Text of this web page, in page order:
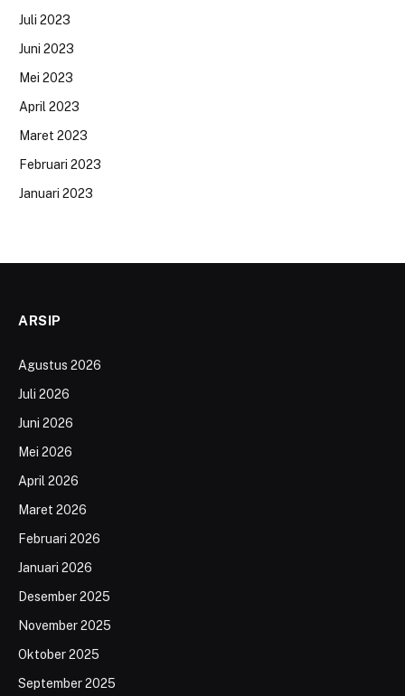
Juli 2023
Juni 2023
Mei 2023
April 2023
Maret 2023
Februari 2023
Januari 2023
ARSIP
Agustus 2026
Juli 2026
Juni 2026
Mei 2026
April 2026
Maret 2026
Februari 2026
Januari 2026
Desember 2025
November 2025
Oktober 2025
September 2025